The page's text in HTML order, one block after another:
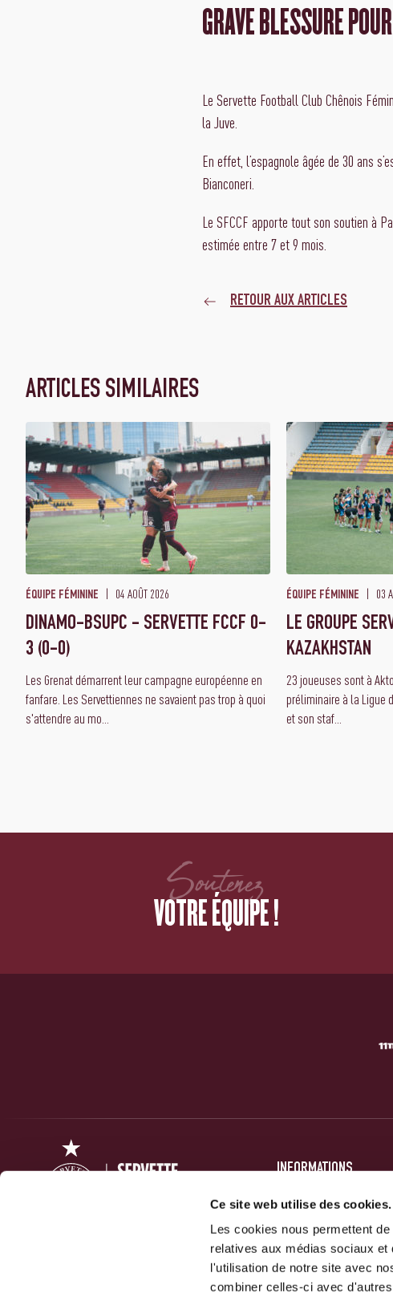
Ce site web utilise des cookies.
Les cookies nous permettent
relatives aux médias sociaux
l'utilisation de notre site avec
combiner celles-ci avec
GRAVE BLESSURE
Le Servette Football Club Chênois
la Juve.
En effet, l’espagnole âgée de 30 ans
Bianconeri.
Le SFCCF apporte tout son soutien à
estimée entre 7 et 9 mois.
RETOUR AUX ARTICLES
ARTICLES SIMILAIRES
ÉQUIPE FÉMININE 04 AOÛT 2026
DINAMO-BSUPC - SERVETTE FCCF 0-
3 (0-0)
Les Grenat démarrent leur campagne européenne en
fanfare. Les Servettiennes ne savaient pas trop à quoi
s'attendre au mo...
ÉQUIPE FÉMININE 03
LE GROUPE
KAZAKHSTAN
23 joueuses sont à
préliminaire à la Ligue
et son staf...
Soutenez
VOTRE ÉQUIPE !
INFORMATIONS
PRESSE
FORUM
ACTUALITÉS
GALERIES